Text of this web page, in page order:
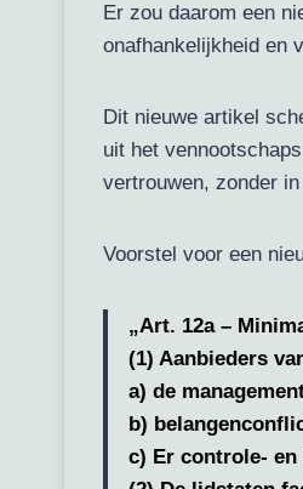
Er zou daarom een
onafhankelijkheid en
Dit nieuwe artikel
uit het
vertrouwen, zonder
Voorstel voor een
„Art. 12a –
(1) Aanbieders
a) de
b)
c) Er controle- en